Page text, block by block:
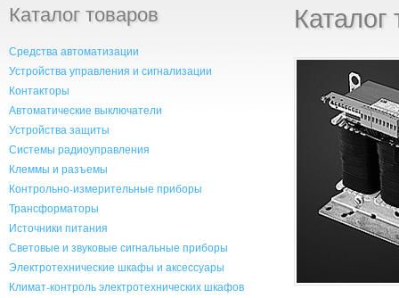
Каталог товаров
Средства автоматизации
Устройства управления и сигнализации
Контакторы
Автоматические выключатели
Устройства защиты
Системы радиоуправления
Клеммы и разъемы
Контрольно-измерительные приборы
Трансформаторы
Источники питания
Световые и звуковые сигнальные приборы
Электротехнические шкафы и аксессуары
Климат-контроль электротехнических шкафов
Каталог